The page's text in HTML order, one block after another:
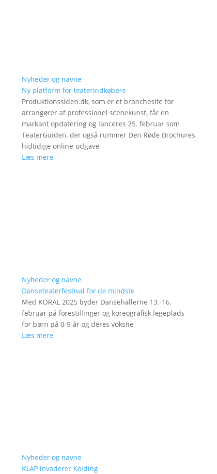
Nyheder og navne
Ny platform for teaterindkøbere
Produktionssiden.dk, som er et branchesite for
arrangører af professionel scenekunst, får en
markant opdatering og lanceres 25. februar som
TeaterGuiden, der også rummer Den Røde Brochures
hidtidige online-udgave
Læs mere
Nyheder og navne
Danseteaterfestival for de mindste
Med KORAL 2025 byder Dansehallerne 13.-16.
februar på forestillinger og koreografisk legeplads
for børn på 0-9 år og deres voksne
Læs mere
Nyheder og navne
KLAP invaderer Kolding